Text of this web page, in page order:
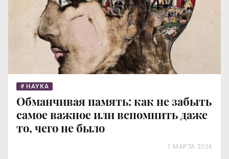
НАУКА
Обманчивая память: как не забыть
самое важное или вспомнить даже
то, чего не было
1 МАРТА 2026